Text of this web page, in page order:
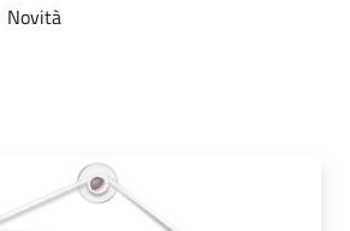
Novità